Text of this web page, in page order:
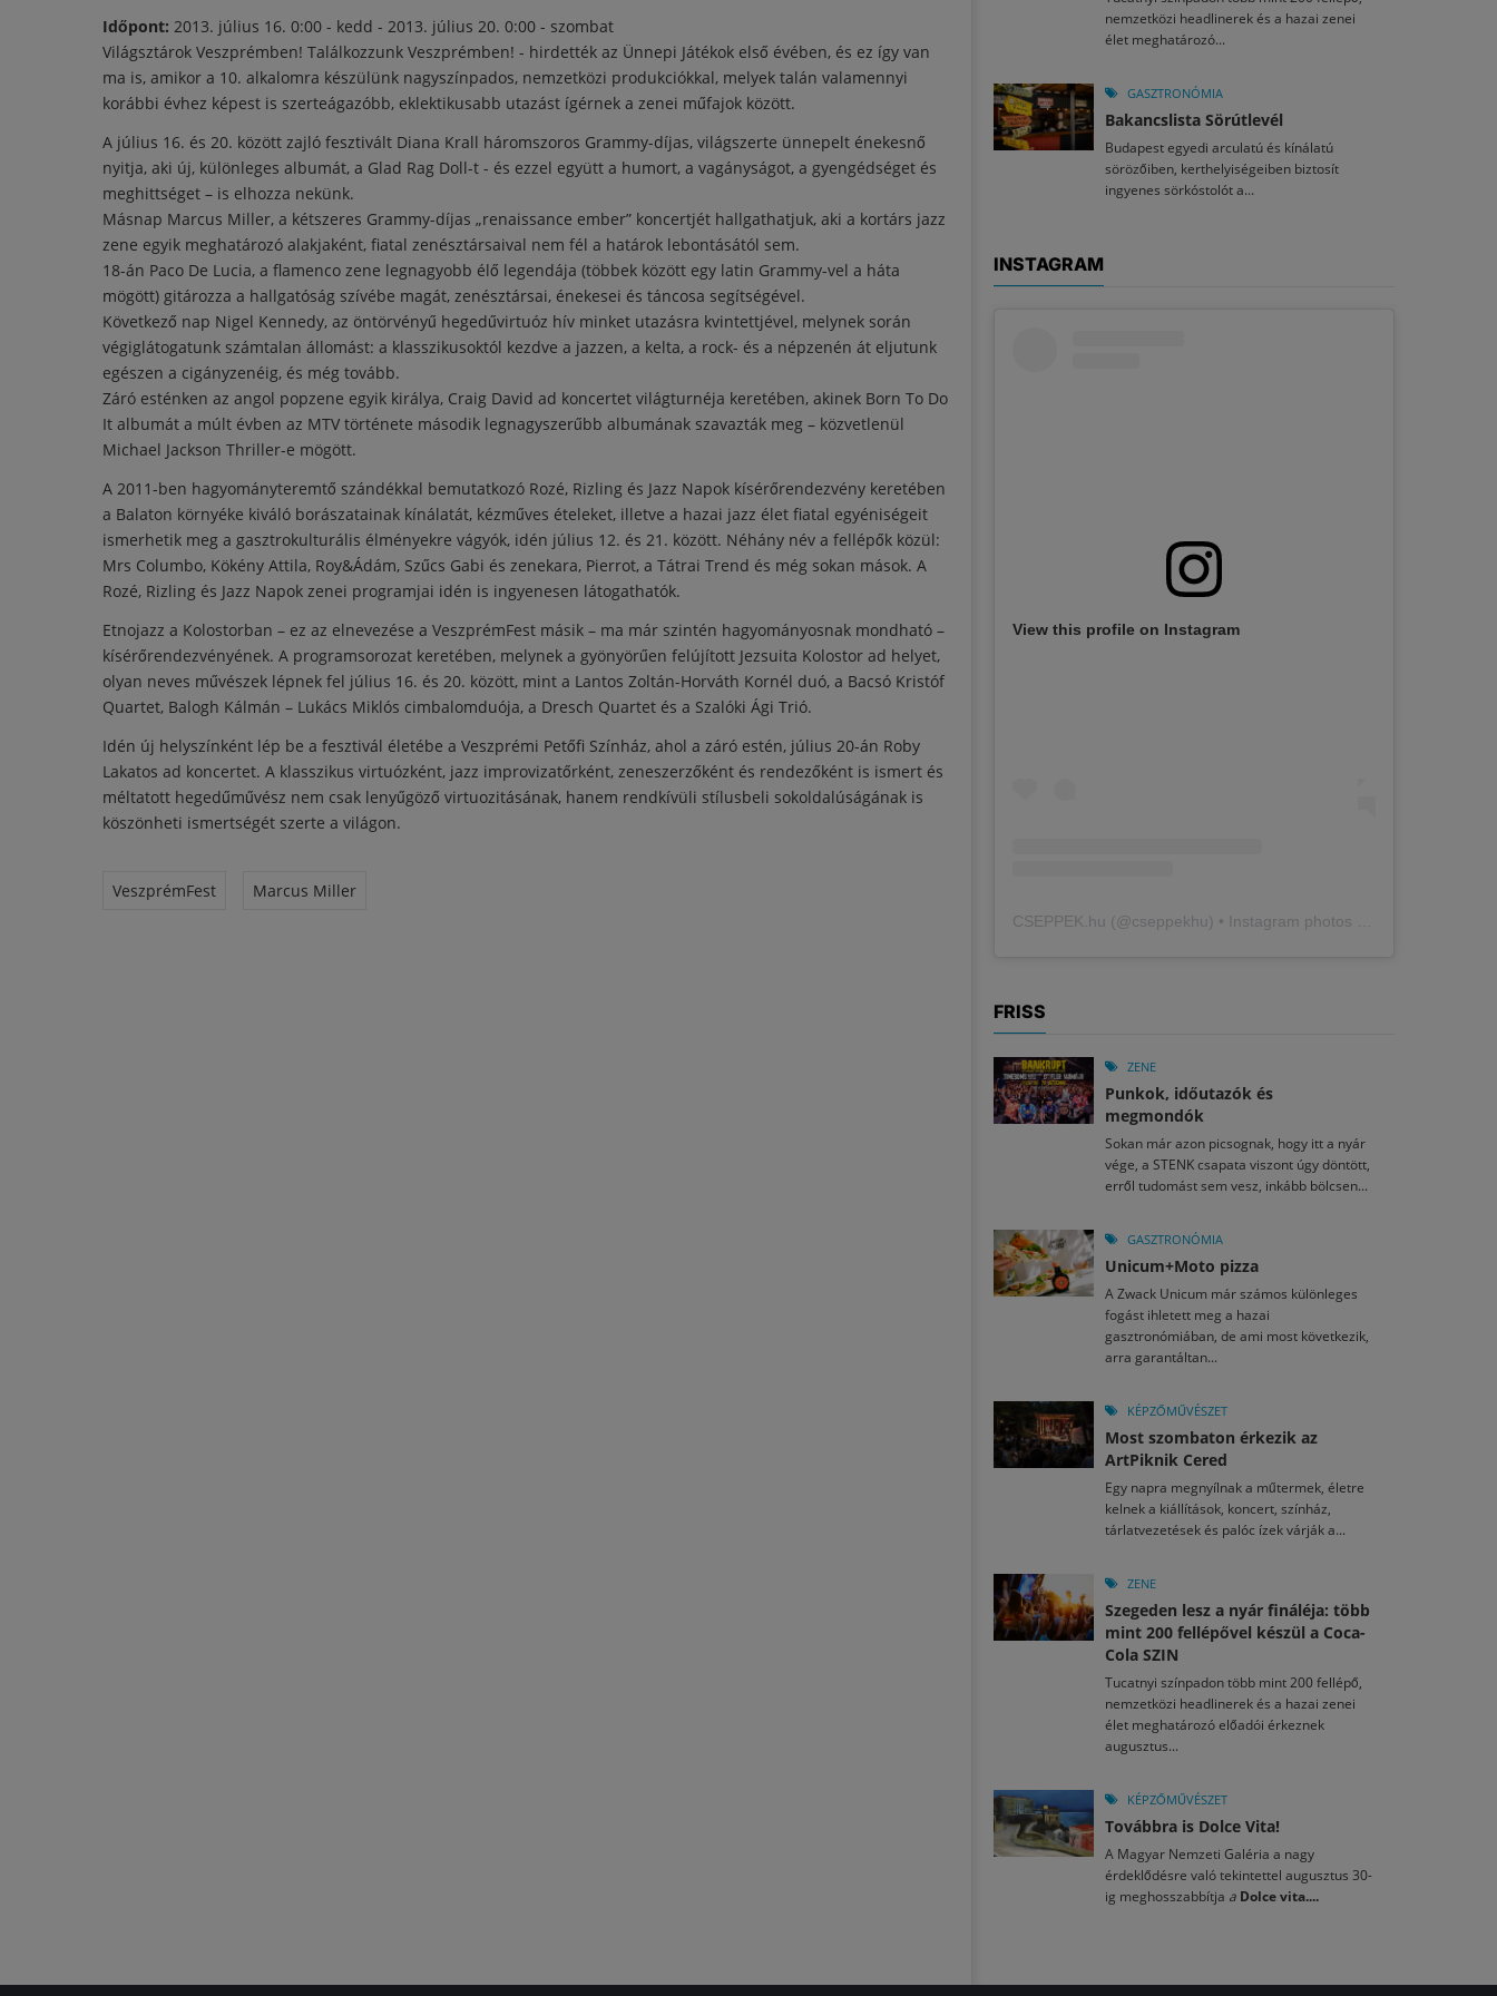
Időpont: 2013. július 16. 0:00 - kedd - 2013. július 20. 0:00 - szombat
Világsztárok Veszprémben! Találkozzunk Veszprémben! - hirdették az Ünnepi Játékok első évében, és ez így van
ma is, amikor a 10. alkalomra készülünk nagyszínpados, nemzetközi produkciókkal, melyek talán valamennyi
korábbi évhez képest is szerteágazóbb, eklektikusabb utazást ígérnek a zenei műfajok között.
A július 16. és 20. között zajló fesztivált Diana Krall háromszoros Grammy-díjas, világszerte ünnepelt énekesnő
nyitja, aki új, különleges albumát, a Glad Rag Doll-t - és ezzel együtt a humort, a vagányságot, a gyengédséget és
meghittséget – is elhozza nekünk.
Másnap Marcus Miller, a kétszeres Grammy-díjas „renaissance ember” koncertjét hallgathatjuk, aki a kortárs jazz
zene egyik meghatározó alakjaként, fiatal zenésztársaival nem fél a határok lebontásától sem.
18-án Paco De Lucia, a flamenco zene legnagyobb élő legendája (többek között egy latin Grammy-vel a háta
mögött) gitározza a hallgatóság szívébe magát, zenésztársai, énekesei és táncosa segítségével.
Következő nap Nigel Kennedy, az öntörvényű hegedűvirtuóz hív minket utazásra kvintettjével, melynek során
végiglátogatunk számtalan állomást: a klasszikusoktól kezdve a jazzen, a kelta, a rock- és a népzenén át eljutunk
egészen a cigányzenéig, és még tovább.
Záró esténken az angol popzene egyik királya, Craig David ad koncertet világturnéja keretében, akinek Born To Do
It albumát a múlt évben az MTV története második legnagyszerűbb albumának szavazták meg – közvetlenül
Michael Jackson Thriller-e mögött.
A 2011-ben hagyományteremtő szándékkal bemutatkozó Rozé, Rizling és Jazz Napok kísérőrendezvény keretében
a Balaton környéke kiváló borászatainak kínálatát, kézműves ételeket, illetve a hazai jazz élet fiatal egyéniségeit
ismerhetik meg a gasztrokulturális élményekre vágyók, idén július 12. és 21. között. Néhány név a fellépők közül:
Mrs Columbo, Kökény Attila, Roy&Ádám, Szűcs Gabi és zenekara, Pierrot, a Tátrai Trend és még sokan mások. A
Rozé, Rizling és Jazz Napok zenei programjai idén is ingyenesen látogathatók.
Etnojazz a Kolostorban – ez az elnevezése a VeszprémFest másik – ma már szintén hagyományosnak mondható –
kísérőrendezvényének. A programsorozat keretében, melynek a gyönyörűen felújított Jezsuita Kolostor ad helyet,
olyan neves művészek lépnek fel július 16. és 20. között, mint a Lantos Zoltán-Horváth Kornél duó, a Bacsó Kristóf
Quartet, Balogh Kálmán – Lukács Miklós cimbalomduója, a Dresch Quartet és a Szalóki Ági Trió.
Idén új helyszínként lép be a fesztivál életébe a Veszprémi Petőfi Színház, ahol a záró estén, július 20-án Roby
Lakatos ad koncertet. A klasszikus virtuózként, jazz improvizatőrként, zeneszerzőként és rendezőként is ismert és
méltatott hegedűművész nem csak lenyűgöző virtuozitásának, hanem rendkívüli stílusbeli sokoldalúságának is
köszönheti ismertségét szerte a világon.
VeszprémFest Marcus Miller
nemzetközi headlinerek és a hazai zenei
élet meghatározó...
GASZTRONÓMIA
Bakancslista Sörútlevél
Budapest egyedi arculatú és kínálatú
sörözőiben, kerthelyiségeiben biztosít
ingyenes sörkóstolót a...
INSTAGRAM
View this profile on Instagram
CSEPPEK.hu (@cseppekhu ) • Instagram photos and videos
FRISS
ZENE
Punkok, időutazók és
megmondók
Sokan már azon picsognak, hogy itt a nyár
vége, a STENK csapata viszont úgy döntött,
erről tudomást sem vesz, inkább bölcsen...
GASZTRONÓMIA
Unicum+Moto pizza
A Zwack Unicum már számos különleges
fogást ihletett meg a hazai
gasztronómiában, de ami most következik,
arra garantáltan...
KÉPZŐMŰVÉSZET
Most szombaton érkezik az
ArtPiknik Cered
Egy napra megnyílnak a műtermek, életre
kelnek a kiállítások, koncert, színház,
tárlatvezetések és palóc ízek várják a...
ZENE
Szegeden lesz a nyár fináléja: több
mint 200 fellépővel készül a Coca-
Cola SZIN
Tucatnyi színpadon több mint 200 fellépő,
nemzetközi headlinerek és a hazai zenei
élet meghatározó előadói érkeznek
augusztus...
KÉPZŐMŰVÉSZET
Továbbra is Dolce Vita!
A Magyar Nemzeti Galéria a nagy
érdeklődésre való tekintettel augusztus 30-
ig meghosszabbítja a Dolce vita....